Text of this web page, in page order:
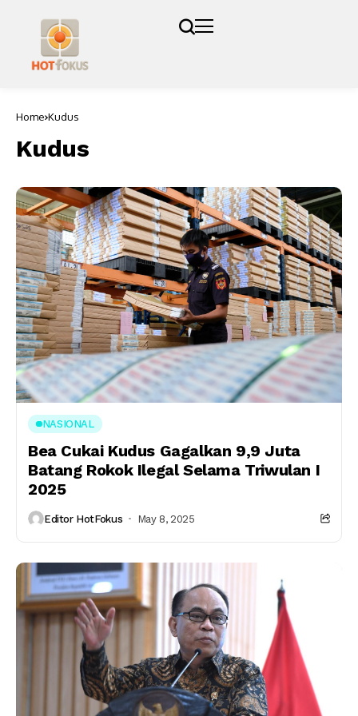
Home Kudus
Kudus
NASIONAL
Bea Cukai Kudus Gagalkan 9,9 Juta
Batang Rokok Ilegal Selama Triwulan I
2025
Editor HotFokus May 8, 2025